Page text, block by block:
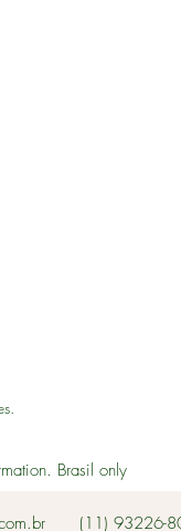
Brasil only
(11) 93226-